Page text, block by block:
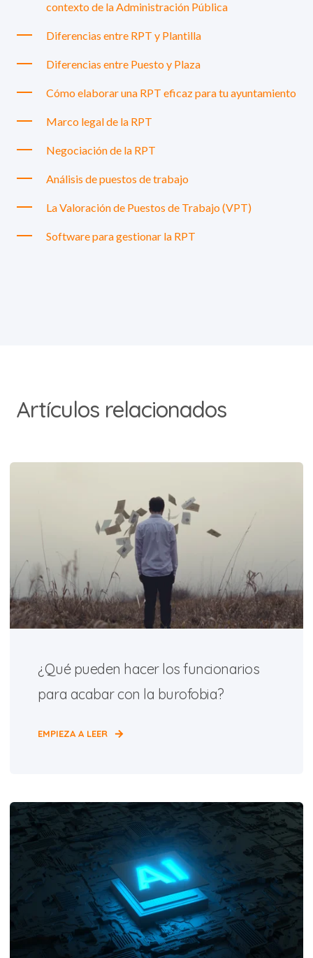
contexto de la Administración Pública
Diferencias entre RPT y Plantilla
Diferencias entre Puesto y Plaza
Cómo elaborar una RPT eficaz para tu ayuntamiento
Marco legal de la RPT
Negociación de la RPT
Análisis de puestos de trabajo
La Valoración de Puestos de Trabajo (VPT)
Software para gestionar la RPT
Artículos relacionados
¿Qué pueden hacer los funcionarios
para acabar con la burofobia?
EMPIEZA A LEER